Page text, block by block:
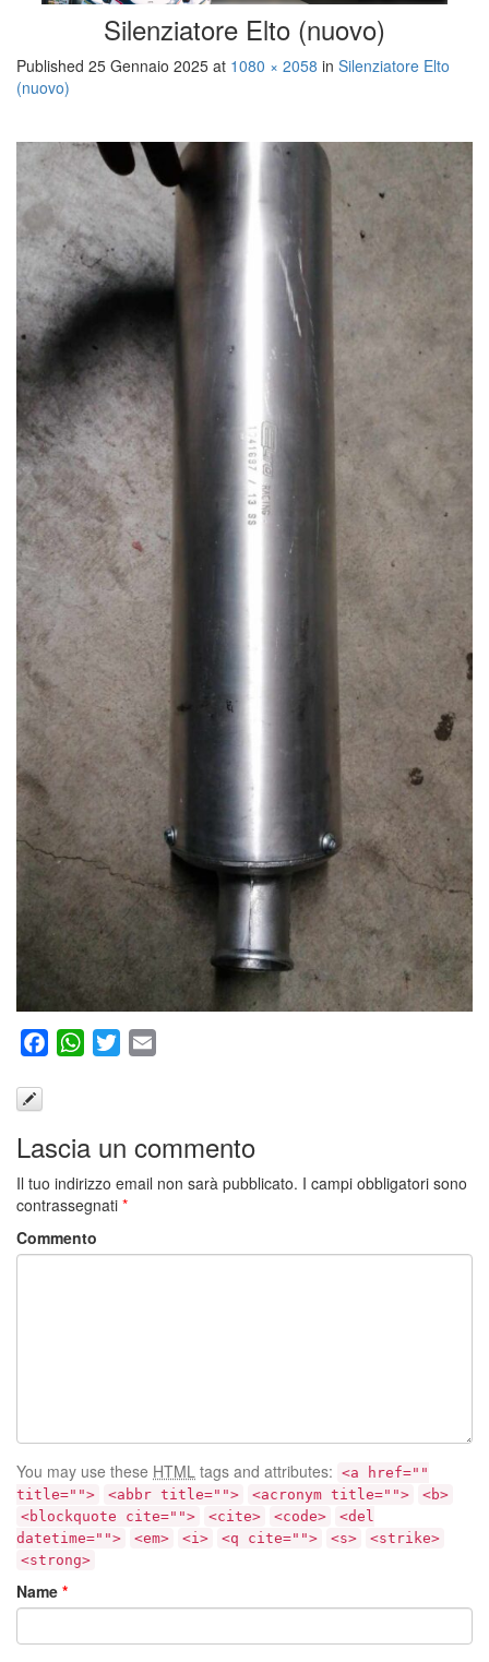
Silenziatore Elto (nuovo)
Published 25 Gennaio 2025 at 1080 × 2058 in Silenziatore Elto
(nuovo)
FacebookWhatsApp
Twitter
Lascia un commento
Il tuo indirizzo email non sarà pubblicato. I campi obbligatori sono
contrassegnati *
Commento
You may use these HTML tags and attributes: <a href=""
title="">
<abbr title=""> <acronym title="">
<b>
<blockquote cite="">
<cite> <code>
<del
datetime="">
<em> <i> <q cite=""> <s>
<strike>
<strong>
Name *